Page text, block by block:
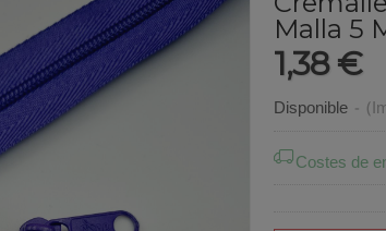
Malla 5
1,38 €
Disponible -
Costes de